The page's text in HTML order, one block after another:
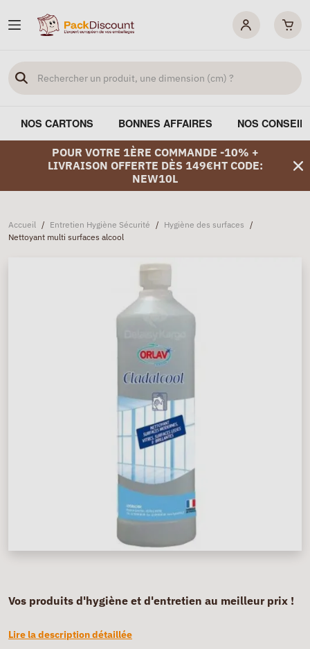
NOS CARTONS BONNES AFFAIRES NOS
POUR VOTRE 1ÈRE COMMANDE -10% +
LIVRAISON OFFERTE DÈS 149€HT CODE:
NEW10L
Accueil / Entretien Hygiène Sécurité / Hygiène des surfaces /
Nettoyant multi surfaces alcool
Vos produits d'hygiène et d'entretien au meilleur prix !
Lire la description détaillée